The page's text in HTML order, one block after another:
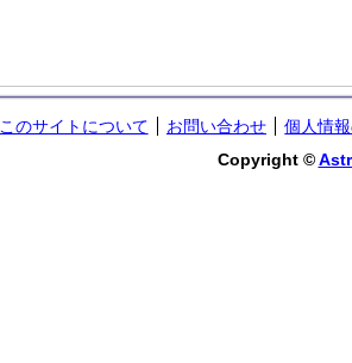
このサイトについて お問い合わせ
個人情
Copyright ©